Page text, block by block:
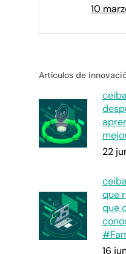
10
Artículos de
22
que
que
16